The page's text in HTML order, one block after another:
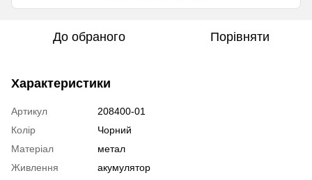
До обраного Порівняти
Характеристики
Артикул
208400-01
Колір
Чорний
Матеріал
метал
Живлення
акумулятор